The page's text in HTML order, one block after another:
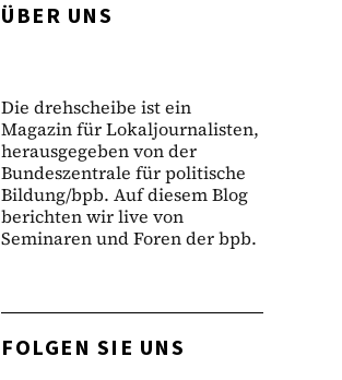
ÜBER UNS
Die drehscheibe ist ein
Magazin für Lokaljournalisten,
herausgegeben von der
Bundeszentrale für politische
Bildung/bpb. Auf diesem Blog
berichten wir live von
Seminaren und Foren der bpb.
FOLGEN SIE UNS